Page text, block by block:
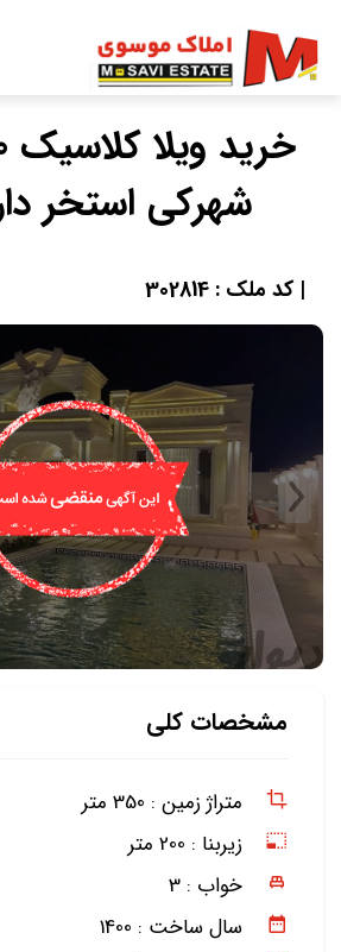
شهرکی استخر دار
| کد ملک : 302814
مشخصات کلی
متراژ زمین : 350 متر
زیربنا : 200 متر
خواب : 3
سال ساخت : 1400